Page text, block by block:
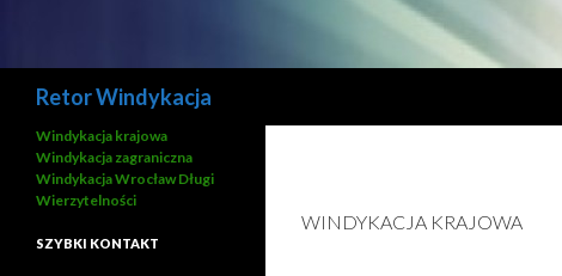
Retor Windykacja
WINDYKACJA KRAJOWA
Windykacja krajowa
Windykacja zagraniczna
Windykacja Wrocław Długi
Wierzytelności
SZYBKI KONTAKT